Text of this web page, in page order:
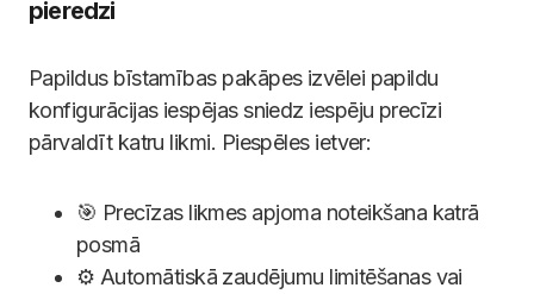
pieredzi
Papildus bīstamības pakāpes izvēlei papildu
konfigurācijas iespējas sniedz iespēju precīzi
pārvaldīt katru likmi. Piespēles ietver:
🎯 Precīzas likmes apjoma noteikšana katrā
posmā
⚙️ Automātiskā zaudējumu limitēšanas vai